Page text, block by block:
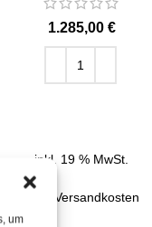
um
€
inkl. 19 % MwSt.
Versandkosten